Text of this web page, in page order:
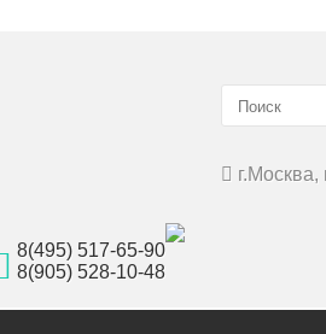
8(495) 517-65-90
8(905) 528-10-48